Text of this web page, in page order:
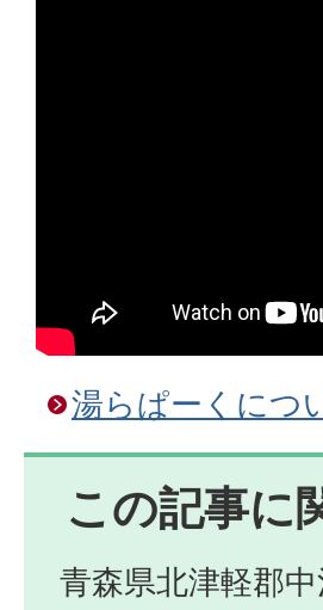
湯らぱーくにつ
この記事に
青森県北津軽郡